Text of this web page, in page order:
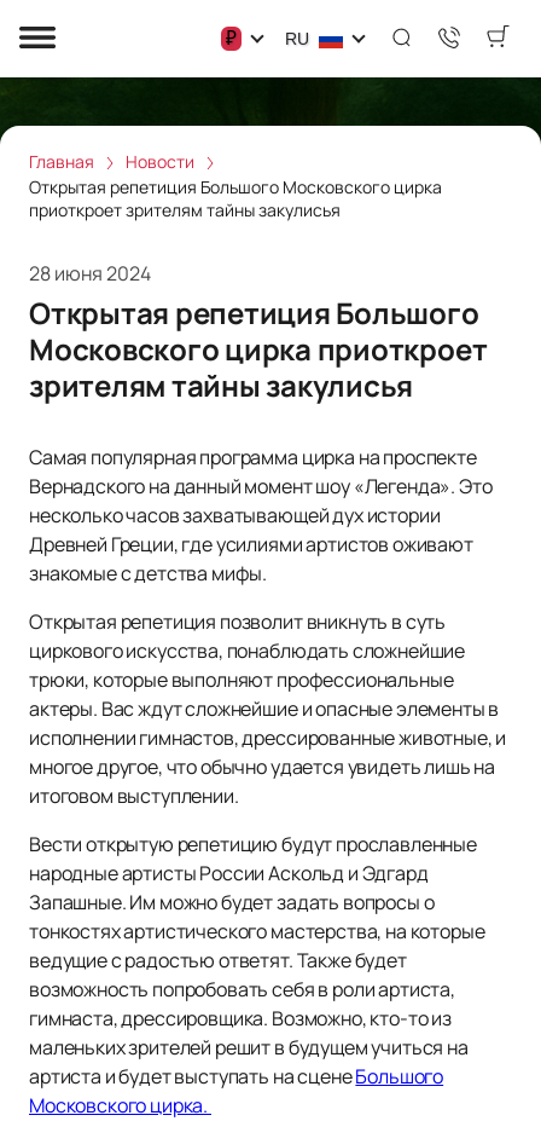
₽ RU
Главная
Новости
Открытая репетиция Большого Московского цирка
приоткроет зрителям тайны закулисья
28 июня 2024
Открытая репетиция Большого
Московского цирка приоткроет
зрителям тайны закулисья
Самая популярная программа цирка на проспекте
Вернадского на данный момент шоу «Легенда». Это
несколько часов захватывающей дух истории
Древней Греции, где усилиями артистов оживают
знакомые с детства мифы.
Открытая репетиция позволит вникнуть в суть
циркового искусства, понаблюдать сложнейшие
трюки, которые выполняют профессиональные
актеры. Вас ждут сложнейшие и опасные элементы в
исполнении гимнастов, дрессированные животные, и
многое другое, что обычно удается увидеть лишь на
итоговом выступлении.
Вести открытую репетицию будут прославленные
народные артисты России Аскольд и Эдгард
Запашные. Им можно будет задать вопросы о
тонкостях артистического мастерства, на которые
ведущие с радостью ответят. Также будет
возможность попробовать себя в роли артиста,
гимнаста, дрессировщика. Возможно, кто-то из
маленьких зрителей решит в будущем учиться на
артиста и будет выступать на сценеБольшого
Московского цирка.